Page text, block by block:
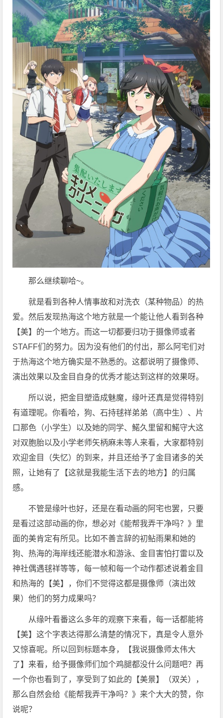
那么继续聊哈~。
就是看到各种人情事故和对洗衣（某种物品）的热
爱。然后发现热海这个地方就是一个能让他人看到各种
【美】的一个地方。而这一切都要归功于摄像师或者
STAFF们的努力。因为没有他们的付出，那么阿宅们对
于热海这个地方确实是不熟悉的。这都说明了摄像师、
演出效果以及金目自身的优秀才能达到这样的效果呀。
所以说，把金目塑造成魅魔，缘叶还真是觉得特别
有道理呢。你看哈，狗、石持毬祥弟弟（高中生）、片
口那色（小学生）以及她的同学、鰙久里留和鰙守大这
对双胞胎以及小学老师矢柄麻未等人来看，大家都特别
欢迎金目（失忆）的到来，并且还给予了金目诸多的关
照，让她有了【这就是我能生活下去的地方】的归属
感。
不管是缘叶也好，还是在看动画的阿宅也罢，只要
是看过这部动画的你，想必对《能帮我弄干净吗？》里
面的美肯定有所见。比如不善言辞的初鲇雨果和她的
狗、热海的海岸线还能潜水和游泳、金目害怕打雷以及
神社偶遇毬祥等等，每一帧和每一个动作都述说着金目
和热海的【美】，你们不觉得这都是摄像师（演出效
果）他们的努力成果吗？
从缘叶看番这么多年的观察下来看，每一话都能将
【美】这个字表达得那么清楚的情况下，真是令人意外
又惊喜呢。所以回到标题本身，【我说摄像师太伟大
了】来看，给予摄像师们加个鸡腿都没什么问题吧？再
一个你也看到了，享受到了如此的【美景】（双关），
那么自然会给《能帮我弄干净吗？》来个大大的赞，你
说呢？